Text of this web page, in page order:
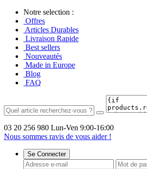
Notre selection :
Offres
Articles Durables
Livraison Rapide
Best sellers
Nouveautés
Made in Europe
Blog
FAQ
03 20 256 980 Lun-Ven 9:00-16:00
Nous sommes ravis de vous aider !
Se Connecter